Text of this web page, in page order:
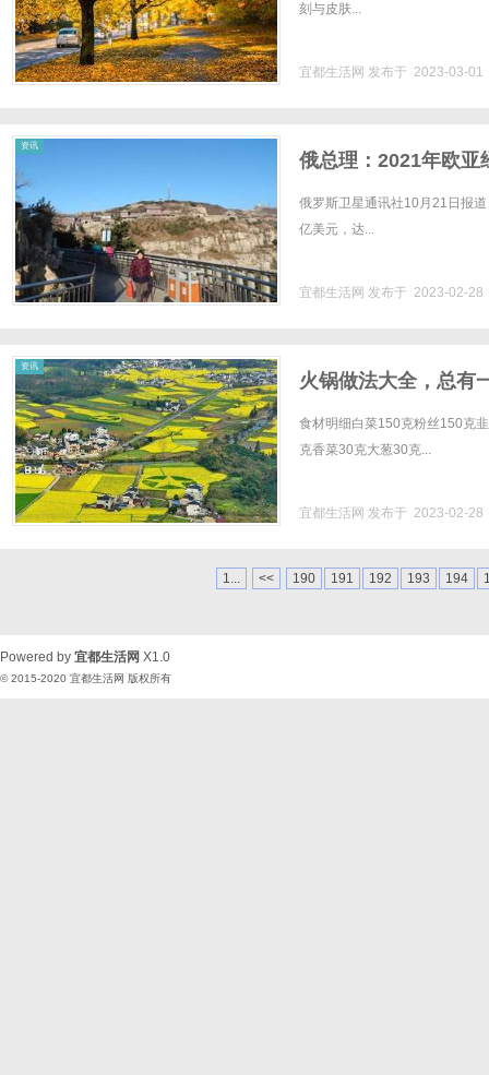
刻与皮肤...
宜都生活网 发布于 2023-03-01
资讯
俄总理：2021年欧亚
录
俄罗斯卫星通讯社10月21日报
亿美元，达...
宜都生活网 发布于 2023-02-28
资讯
火锅做法大全，总有
食材明细白菜150克粉丝150克
克香菜30克大葱30克...
宜都生活网 发布于 2023-02-28
1... << 190 191 192 193 194
Powered by 宜都生活网 X1.0
© 2015-2020 宜都生活网 版权所有